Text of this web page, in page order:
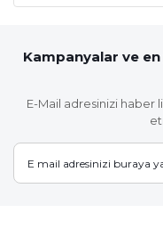
Kampanyalar ve
E-Mail adresinizi haber